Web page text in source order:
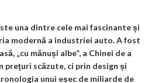
o
o
k
una dintre cele mai fascinante și
modernă a industriei auto. A fost
„cu mănuși albe”, a Chinei de a
prețuri scăzute, ci prin design și
unui eșec de miliarde de